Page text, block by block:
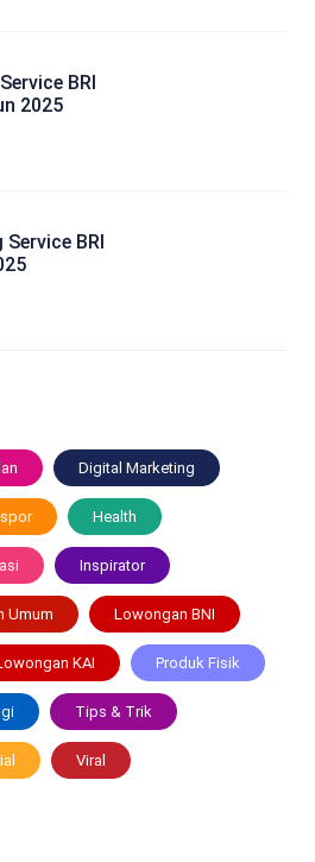
BRI
2025
BRI
Digital Marketing
Health
Inspirator
Umum Lowongan BNI
KAI Produk Fisik
Tips & Trik
Viral